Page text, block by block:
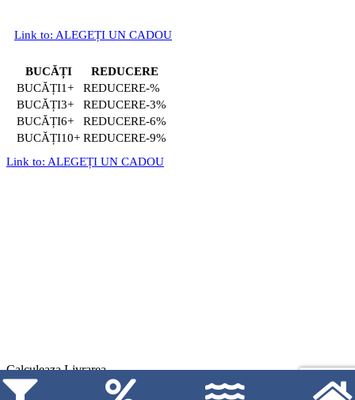
Link to: ALEGEȚI UN CADOU
BUCĂȚI
REDUCERE
1+
-%
3+
-3%
6+
-6%
10+
-9%
Link to: ALEGEȚI UN CADOU
Calculeaza Livrarea